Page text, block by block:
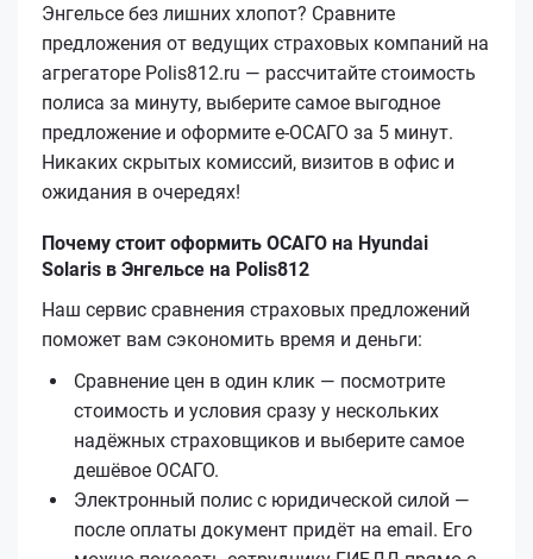
Энгельсе без лишних хлопот? Сравните
предложения от ведущих страховых компаний на
агрегаторе Polis812.ru — рассчитайте стоимость
полиса за минуту, выберите самое выгодное
предложение и оформите е‑ОСАГО за 5 минут.
Никаких скрытых комиссий, визитов в офис и
ожидания в очередях!
Почему стоит оформить ОСАГО на Hyundai
Solaris в Энгельсе на Polis812
Наш сервис сравнения страховых предложений
поможет вам сэкономить время и деньги:
Сравнение цен в один клик — посмотрите
стоимость и условия сразу у нескольких
надёжных страховщиков и выберите самое
дешёвое ОСАГО.
Электронный полис с юридической силой —
после оплаты документ придёт на email. Его